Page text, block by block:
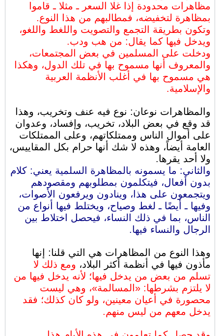
مظاهرات محدودة إذا غلا السعر ـ مثلا ـ قاموا
بمظاهرة لتخفيضه، فمطالبهم من هذا النوع.
وتكون بطريقة التجمع والتصويت واللغط واللغو،
ويدخل فيها كما يقال: من هب ودب.
ودخلت على المسلمين في بعض المجتمعات،
والمعروف أنها مسموح بها في تلك الدول، وهكذا
هي مسموح بها في أغلب الأنظمة العربية
والإسلامية.
والمظاهرات نوعان: نوع فيه عنف وتخريب، وهذا
قد وقع في بعض البلاد، تخريب، وإفساد، وعدوان
على أموال الناس وممتلكاتهم، وعلى الممتلكات
العامة أيضاً، وهذه لا شك أنها حرام بكل المقاييس،
ولا أحد يقرها.
والثاني: ما يسمونه بالمظاهرة السلمية يعني: كلام
بدون أفعال، فيتكلمون بمطلوبهم ومقصودهم
ويتجمعون على هذا، وينادون ويرفعون الأصوات،
وفيها ـ أيضًا ـ لغط وصياح، ويختلط فيها أنواع من
الناس، بما في ذلك النساء، فيحصل اختلاط بين
الرجال والنساء فيها.
وهذا النوع من المظاهرات هي التي قلنا: إنها
مأذون فيها في أنظمة أكثر البلاد، ومع ذلك لا
تسلم من بعض من يدخل فيها؛ لأنه يدخل فيها من
لا يلتزم بشرطها: «المسالمة»، وهي ليست
محصورة في أعيان معينين، ولو كان كذلك؛ فقد
يدخل معهم من ليس منهم.